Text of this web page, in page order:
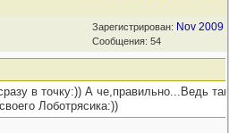
Зарегистрирован: Nov 2009
Сообщения: 54
в точку:)) А че,правильно...Ведь
Лоботрясика:))